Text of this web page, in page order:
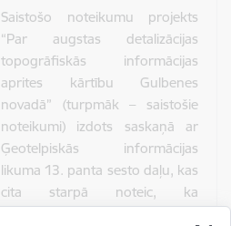
Saistošo noteikumu projekts
“Par augstas detalizācijas
topogrāfiskās informācijas
aprites kārtību Gulbenes
novadā” (turpmāk – saistošie
noteikumi) izdots saskaņā ar
Ģeotelpiskās informācijas
likuma 13. panta sesto daļu, kas
cita starpā noteic, ka